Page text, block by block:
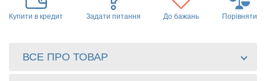
Купити в кредит Задати питання До бажань Порівняти
ВСЕ ПРО ТОВАР